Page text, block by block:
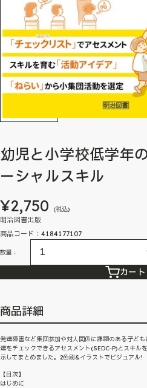
幼児と小学校低学年
ーシャルスキル
¥2,750 (税込)
明治図書出版
商品コード：4184177107
数量：
カー
商品詳細
発達障害など集団参加や対人関係に課題のある子ど
達をチェックできるアセスメント(SEDC-P)とスキル
示してまとめました。2色刷&イラストでビジュアル!
【目次】
はじめに